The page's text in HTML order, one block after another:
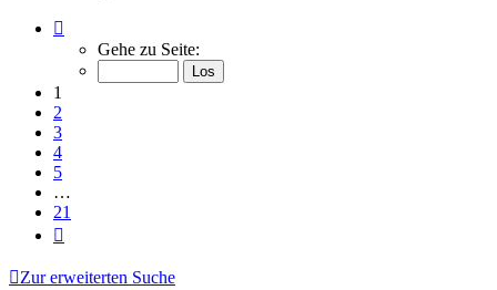
von
Gehe zu Seite:
1
2
3
4
5
…
21
Zur erweiterten Suche